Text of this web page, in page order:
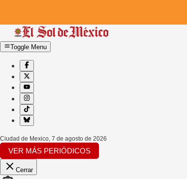
Toggle Menu
Ciudad de Mexico, 7 de agosto de 2026
VER MÁS PERIÓDICOS
Cerrar